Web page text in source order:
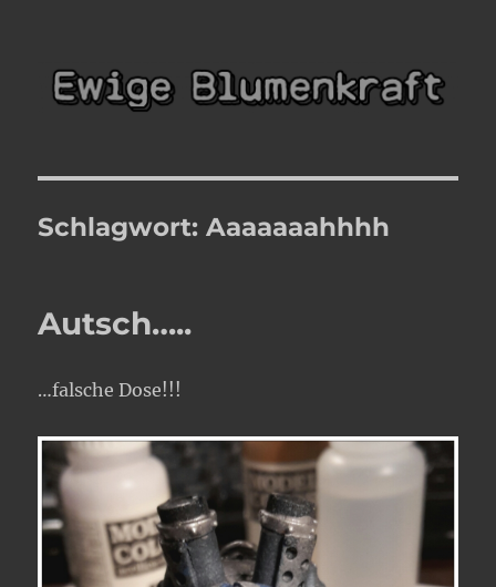
Ewige Blumenkraft
Schlagwort:Aaaaaaahhhh
Autsch…..
…falsche Dose!!!